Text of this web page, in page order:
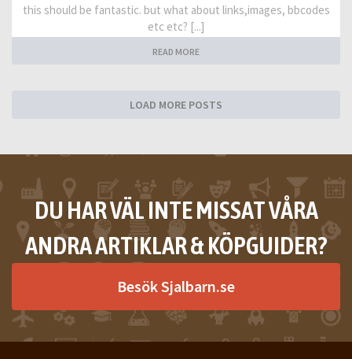
this should be fantastic. but what about links,images, bbcodes
etc etc? [...]
READ MORE
LOAD MORE POSTS
DU HAR VÄL INTE MISSAT VÅRA
ANDRA ARTIKLAR & KÖPGUIDER?
Besök Sjalbarn.se